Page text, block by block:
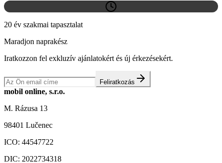
20 év szakmai tapasztalat
Maradjon naprakész
Iratkozzon fel exkluzív ajánlatokért és új érkezésekért.
Feliratkozás
mobil online, s.r.o.
M. Rázusa 13
98401 Lučenec
ICO: 44547722
DIC: 2022734318